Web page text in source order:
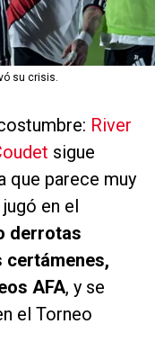
su crisis.
River
sigue
que parece muy
en el
derrotas
AFA, y se
el Torneo